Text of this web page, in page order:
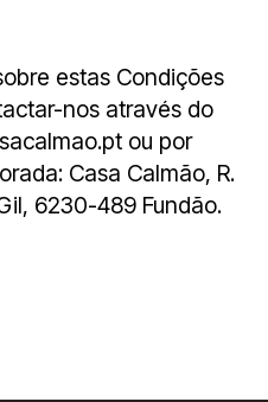
estas Condições
nos através do
ou por
Casa Calmão, R.
6230-489 Fundão.